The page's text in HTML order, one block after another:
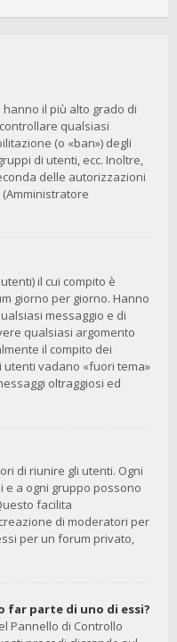
il più alto grado di
qualsiasi
(o «ban») degli
di utenti, ecc. Inoltre,
delle autorizzazioni
il cui compito è
giorno per giorno. Hanno
messaggio e di
qualsiasi argomento
il compito dei
vadano «fuori tema»
oltraggiosi ed
di riunire gli utenti. Ogni
a ogni gruppo possono
facilita
di moderatori per
per un forum privato,
far parte di uno di essi?
Pannello di Controllo